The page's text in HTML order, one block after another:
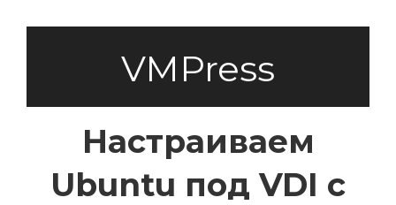
VMPress
Настраиваем
Ubuntu под VDI с